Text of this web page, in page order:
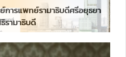
การแพทย์รามาธิบดีศรีอยุธยา
รามาธิบดี